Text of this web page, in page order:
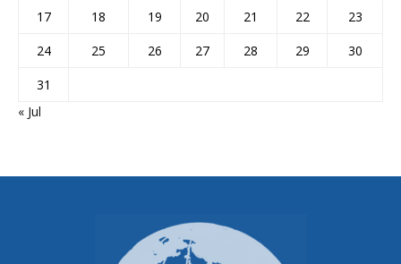
17
18 19 20 21 22
23
24
25 26 27 28 29
30
31
« Jul